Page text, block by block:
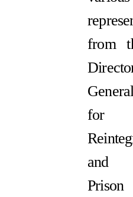
from
for
and
Prison